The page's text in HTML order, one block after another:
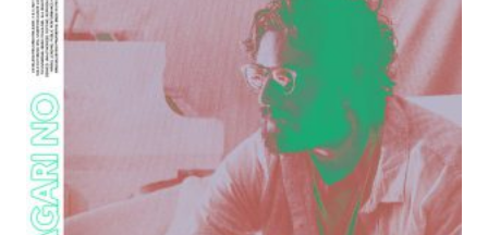
Repliche
Interviste
Playlist